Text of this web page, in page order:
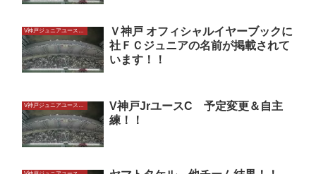
V神戸ジュニアユースU13
Ｖ神戸 オフィシャルイヤーブックに
社ＦＣジュニアの名前が掲載されて
います！！
V神戸ジュニアユースU13
V神戸JrユースC 予定変更＆自主
練！！